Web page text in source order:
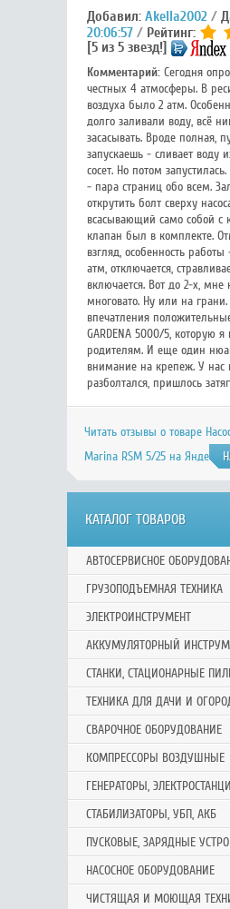
Добавил: Akella2002
20:06:57
Рейтинг:
[5 из 5 звезд!]
Комментарий:Сегодня
честных 4 атмосферы. В
воздуха было 2 атм.
долго заливали воду, всё
засасывать. Вроде полная,
запускаешь - сливает воду
сосет. Но потом
- пара страниц обо всем.
открутить болт сверху
всасывающий само собой с
клапан был в комплекте.
взгляд, особенность
атм, отключается,
включается. Вот до 2-х, мне
многовато. Ну или на
впечатления
GARDENA 5000/5, которую я
родителям. И еще один
внимание на крепеж. У нас
разболтался, пришлось
Читать отзывы о товаре
Marina RSM 5/25 на
КАТАЛОГ ТОВАРОВ
АВТОСЕРВИСНОЕ
ГРУЗОПОДЪЕМНАЯ ТЕХНИКА
ЭЛЕКТРОИНСТРУМЕНТ
АККУМУЛЯТОРНЫЙ
СТАНКИ, СТАЦИОНАРНЫЕ
ТЕХНИКА ДЛЯ ДАЧИ И
СВАРОЧНОЕ ОБОРУДОВАНИЕ
КОМПРЕССОРЫ ВОЗДУШНЫЕ
ГЕНЕРАТОРЫ,
СТАБИЛИЗАТОРЫ, УБП, АКБ
ПУСКОВЫЕ, ЗАРЯДНЫЕ
НАСОСНОЕ ОБОРУДОВАНИЕ
ЧИСТЯЩАЯ И МОЮЩАЯ